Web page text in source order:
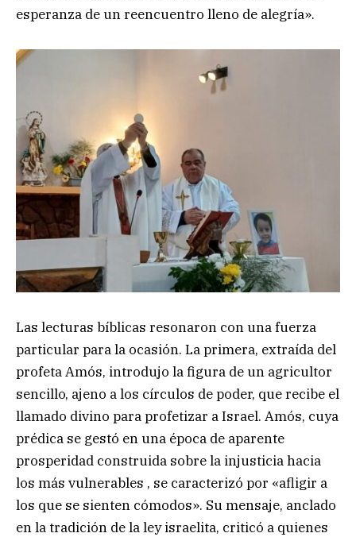
esperanza de un reencuentro lleno de alegría».
Las lecturas bíblicas resonaron con una fuerza
particular para la ocasión. La primera, extraída del
profeta Amós, introdujo la figura de un agricultor
sencillo, ajeno a los círculos de poder, que recibe el
llamado divino para profetizar a Israel. Amós, cuya
prédica se gestó en una época de aparente
prosperidad construida sobre la injusticia hacia
los más vulnerables , se caracterizó por «afligir a
los que se sienten cómodos». Su mensaje, anclado
en la tradición de la ley israelita, criticó a quienes